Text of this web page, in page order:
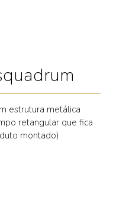
estrutura metálica
retangular que fica
montado)